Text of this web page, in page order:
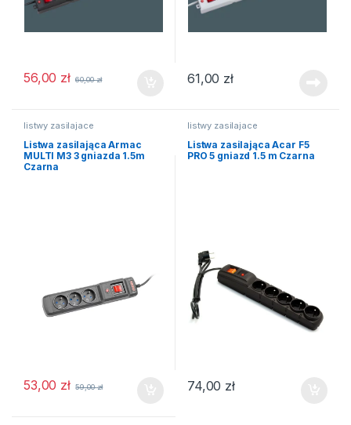
56,00 zł 60,00zł 61,00 zł
listwy zasilajace
Listwa zasilająca Armac
MULTI M3 3 gniazda 1.5m
Czarna
53,00 zł 59,00zł
listwy zasilajace
Listwa zasilająca Acar F5
PRO 5 gniazd 1.5 m Czarna
74,00 zł